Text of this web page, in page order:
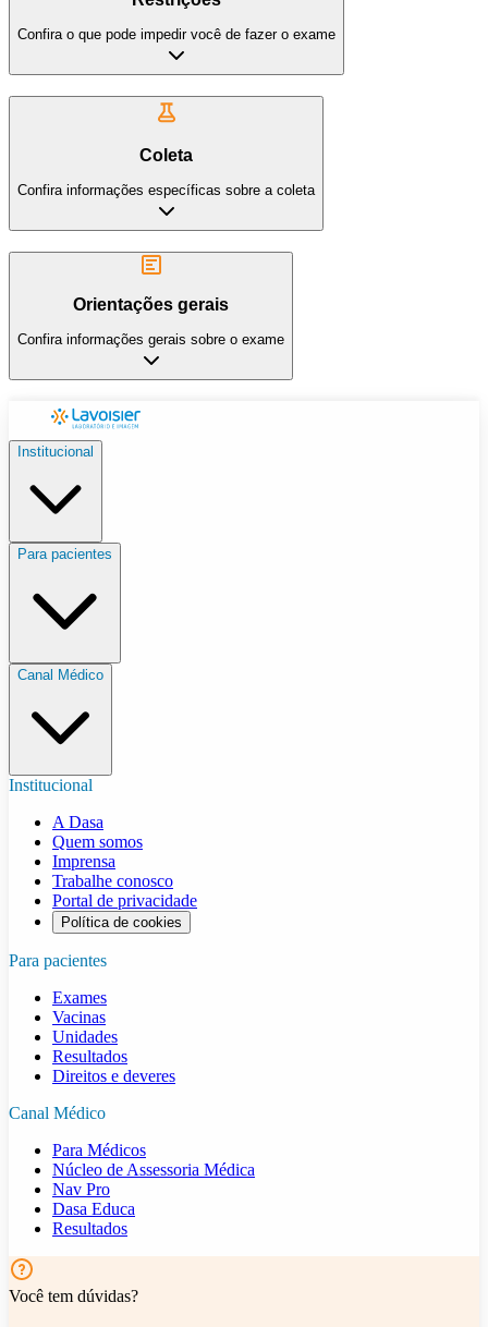
Confira o que pode impedir você de fazer o exame
Coleta
Confira informações específicas sobre a coleta
Orientações gerais
Confira informações gerais sobre o exame
Institucional
Para pacientes
Canal Médico
Institucional
A Dasa
Quem somos
Imprensa
Trabalhe conosco
Portal de privacidade
Política de cookies
Para pacientes
Exames
Vacinas
Unidades
Resultados
Direitos e deveres
Canal Médico
Para Médicos
Núcleo de Assessoria Médica
Nav Pro
Dasa Educa
Resultados
Você tem dúvidas?